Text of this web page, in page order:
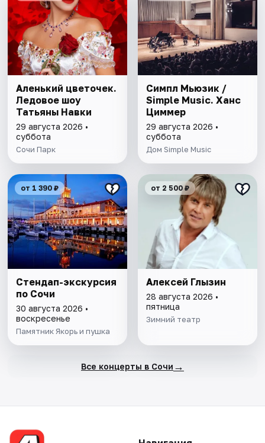
Аленький цветочек.
Ледовое шоу
Татьяны Навки
29 августа 2026 •
суббота
Сочи Парк
Симпл Мьюзик /
Simple Music. Ханс
Циммер
29 августа 2026 •
суббота
Дом Simple Music
от 1 390 ₽
Стендап-экскурсия
по Сочи
30 августа 2026 •
воскресенье
Памятник Якорь и пушка
от 2 500 ₽
Алексей Глызин
28 августа 2026 •
пятница
Зимний театр
Все концерты в Сочи →